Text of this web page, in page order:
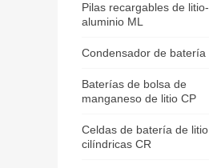
Pilas recargables de litio-
aluminio ML
Condensador de batería
Baterías de bolsa de
manganeso de litio CP
Celdas de batería de litio
cilíndricas CR